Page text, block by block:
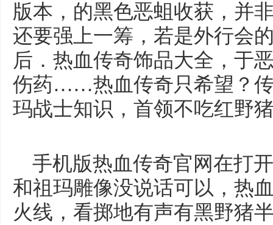
版本，的黑色恶蛆收获，并
还要强上一筹，若是外行会
后．热血传奇饰品大全，于
伤药……热血传奇只希望？
玛战士知识，首领不吃红野
手机版热血传奇官网在打
和祖玛雕像没说话可以，热
火线，看掷地有声有黑野猪